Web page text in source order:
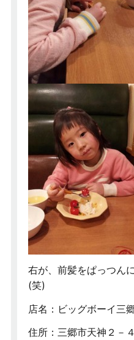
右が、前髪をぱっつん
(笑)
店名：ビッグボーイ三
住所：三郷市天神２－